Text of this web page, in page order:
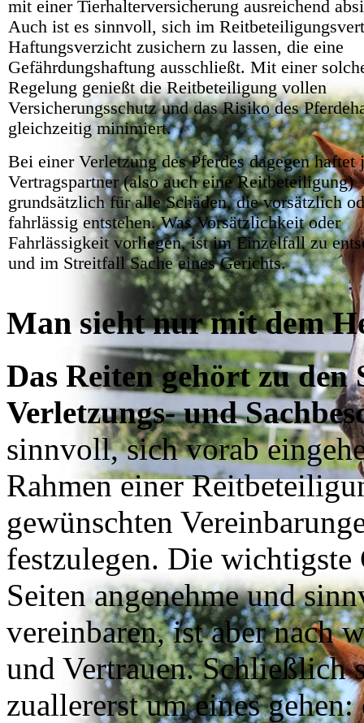
mit einer Tierhalterversicherung ausreichend
Auch ist es sinnvoll, sich im
Haftungsverzicht zusichern zu lassen, die eine
Gefährdungshaftung ausschließt. Mit einer
Regelung genießt die Reitbeteiligung vollen
Versicherungsschutz und das Risiko des
gleichzeitig minimiert.
Bei einer Verletzung des Pferdes dagegen haftet
Vertragspartner (also auch eine Reitbeteiligung)
grundsätzlich für alle Schäden, die vorsätzlich
fahrlässig entstehen. Was Vorsätzlichkeit oder
Fahrlässigkeit vorliegen, ist im Einzelfall zu
und im Streitfall Sache eines Gerichts.
Man sieht nur mit dem
Das Reiten gehört zu
Verletzungs- und
sinnvoll, sich vorab
Rahmen einer
gewünschten
festzulegen. Die
Seiten angenehme und
vereinbaren, ist aber nach
und Vertrauen. Schließlich
zuallererst um eines